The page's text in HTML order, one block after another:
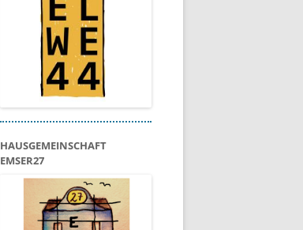
HAUSGEMEINSCHAFT
EMSER27